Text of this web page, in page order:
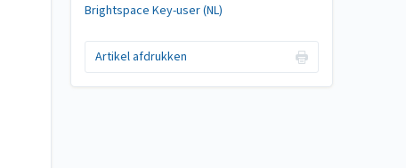
Brightspace Key-user (NL)
Artikel afdrukken